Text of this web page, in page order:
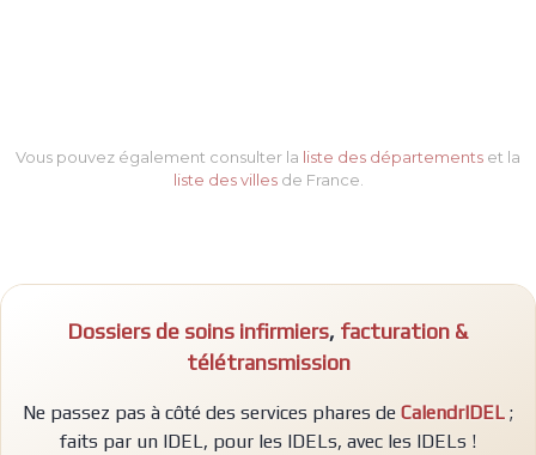
Vous pouvez également consulter la liste des départements et la
liste des villesde France.
Dossiers de soins infirmiers, facturation &
télétransmission
Ne passez pas à côté des services phares de CalendrIDEL ;
faits par un IDEL, pour les IDELs, avec les IDELs !